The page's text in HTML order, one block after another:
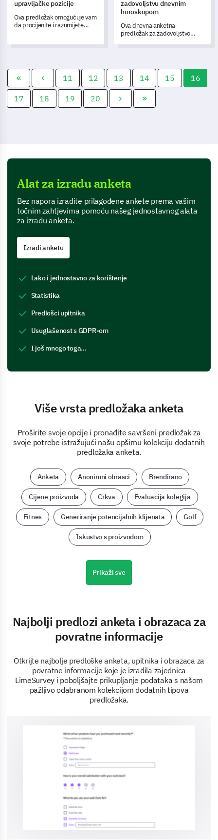
upravljačke pozicije
Ova predložak omogućuje vam
da procijenite i razumijete
zadovoljstvu dnevnim
horoskopom
Ova dnevna anketna
predložak za zadovoljstvo
informacije korisnika o njihovim
iskustvima, razinama
zadovoljstva i prijedlozima za
poboljšanje.
11 12 13 14 15 16
17 18 19 20
Alat za izradu anketa
Bez napora izradite prilagođene ankete prema vašim
točnim zahtjevima pomoću našeg jednostavnog alata
za izradu anketa.
Izradi anketu
Lako i jednostavno za korištenje
Statistika
Predlošci upitnika
Usuglašenost s GDPR-om
I još mnogo toga…
Više vrsta predložaka anketa
Proširite svoje opcije i pronađite savršeni predložak za
svoje potrebe istražujući našu opširnu kolekciju dodatnih
predložaka anketa.
Anketa Anonimni obrasci Brendirano
Cijene proizvoda Crkva Evaluacija kolegija
Fitnes Generiranje potencijalnih klijenata Golf
Iskustvo s proizvodom
Prikaži sve
Najbolji predlozi anketa i obrazaca za
povratne informacije
Otkrijte najbolje predloške anketa, upitnika i obrazaca za
povratne informacije koje je izradila zajednica
LimeSurvey i poboljšajte prikupljanje podataka s našom
pažljivo odabranom kolekcijom dodatnih tipova
predložaka.